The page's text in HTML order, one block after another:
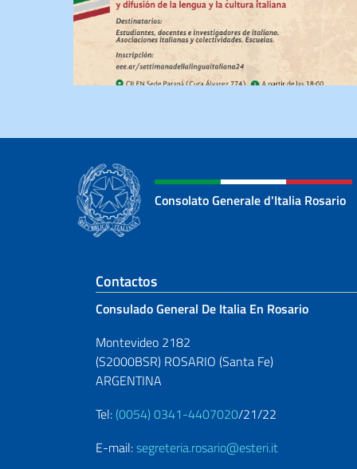
Consolato Generale d'Italia Rosario
Sezione footer
Contactos
Consulado General De Italia En Rosario
Montevideo 2182
(S2000BSR) ROSARIO (Santa Fe)
ARGENTINA
Tel: (0054) 0341-4407020/21/22
E-mail:segreteria.rosario@esteri.it